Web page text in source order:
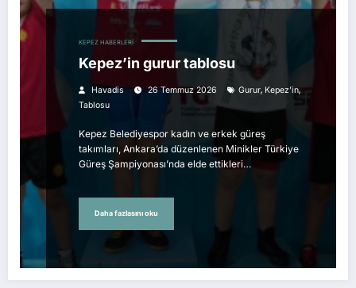
KEPEZ HABERLERI
Kepez’in gurur tablosu
Havadis 26 Temmuz 2026 Gurur, Kepez’in,
Tablosu
Kepez Belediyespor kadın ve erkek güreş
takımları, Ankara’da düzenlenen Minikler Türkiye
Güreş Şampiyonası’nda elde ettikleri…
Daha fazlasını oku